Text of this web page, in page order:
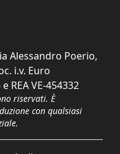
Alessandro Poerio,
i.v. Euro
REA VE-454332
riservati. È
con qualsiasi